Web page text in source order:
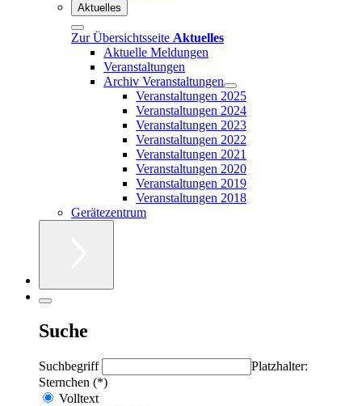
Aktuelles
Zur Übersichtsseite Aktuelles
Aktuelle Meldungen
Veranstaltungen
Archiv Veranstaltungen
Veranstaltungen 2025
Veranstaltungen 2024
Veranstaltungen 2023
Veranstaltungen 2022
Veranstaltungen 2021
Veranstaltungen 2020
Veranstaltungen 2019
Veranstaltungen 2018
Gerätezentrum
Suche
Suchbegriff
Platzhalter:
Sternchen (*)
Volltext